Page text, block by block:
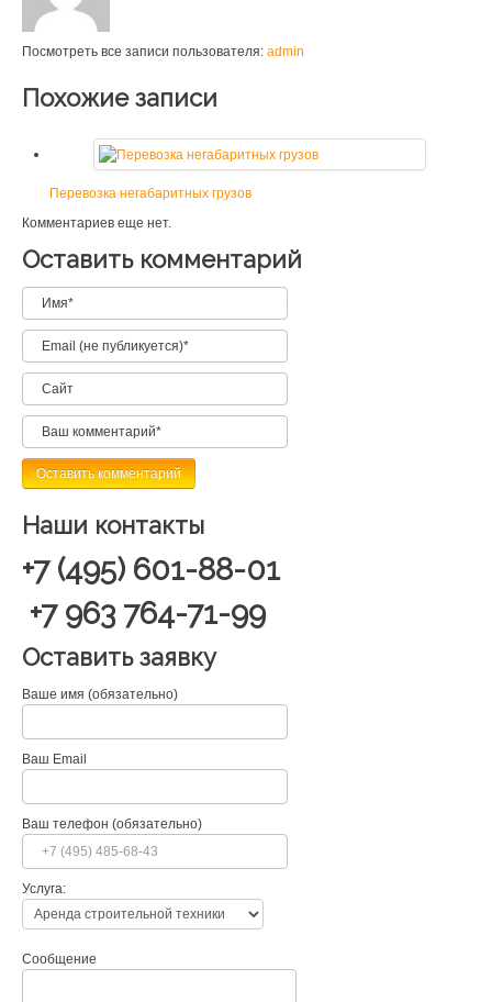
Посмотреть все записи пользователя: admin
Похожие записи
Перевозка негабаритных грузов
Комментариев еще нет.
Оставить комментарий
Наши контакты
+7 (495) 601-88-01
+7 963 764-71-99
Оставить заявку
Ваше имя (обязательно)
Ваш Email
Ваш телефон (обязательно)
Услуга:
Сообщение